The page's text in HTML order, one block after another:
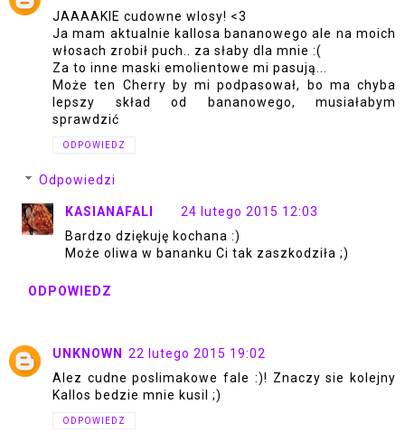
JAAAAKIE cudowne wlosy! <3
Ja mam aktualnie kallosa bananowego ale na moich
włosach zrobił puch.. za słaby dla mnie :(
Za to inne maski emolientowe mi pasują...
Może ten Cherry by mi podpasował, bo ma chyba
lepszy skład od bananowego, musiałabym
sprawdzić
ODPOWIEDZ
Odpowiedzi
KASIANAFALI
24 lutego 2015 12:03
Bardzo dziękuję kochana :)
Może oliwa w bananku Ci tak zaszkodziła ;)
ODPOWIEDZ
UNKNOWN
22 lutego 2015 19:02
Alez cudne poslimakowe fale :)! Znaczy sie kolejny
Kallos bedzie mnie kusil ;)
ODPOWIEDZ